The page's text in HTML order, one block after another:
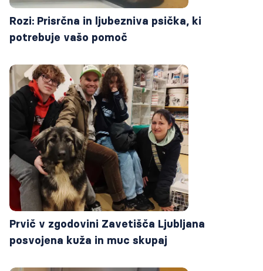
Rozi: Prisrčna in ljubezniva psička, ki
potrebuje vašo pomoč
Prvič v zgodovini Zavetišča Ljubljana
posvojena kuža in muc skupaj